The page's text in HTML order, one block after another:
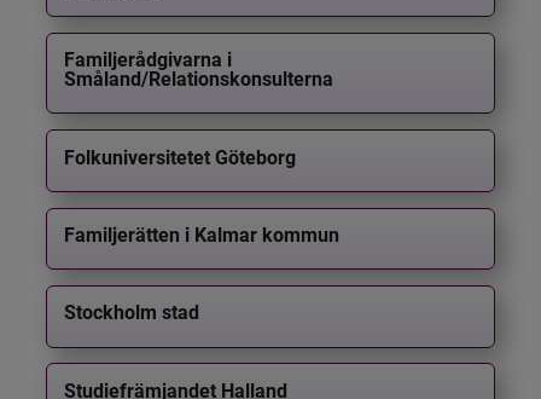
Familjerådgivarna i
Småland/Relationskonsulterna
Folkuniversitetet Göteborg
Familjerätten i Kalmar kommun
Stockholm stad
Studiefrämjandet Halland